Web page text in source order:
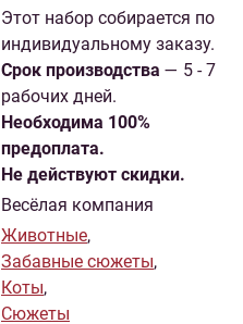
Этот набор собирается по
индивидуальному заказу.
Cрок производства — 5 - 7
рабочих дней.
Необходима 100%
предоплата.
Не действуют скидки.
Весёлая компания
Животные,
Забавные сюжеты,
Коты,
Сюжеты